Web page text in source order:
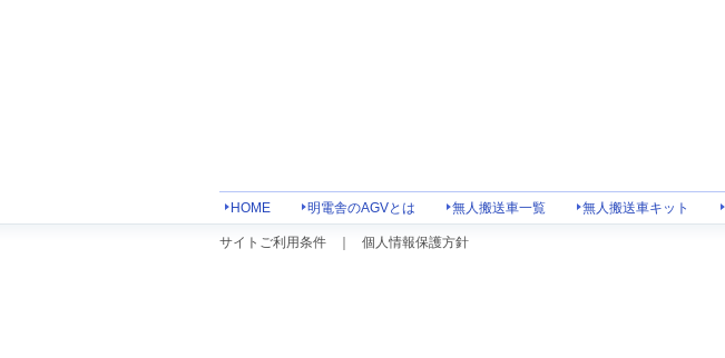
HOME 明電舎のAGVとは 無人搬送車一覧 無人搬送車キット
サイトご利用条件 個人情報保護方針